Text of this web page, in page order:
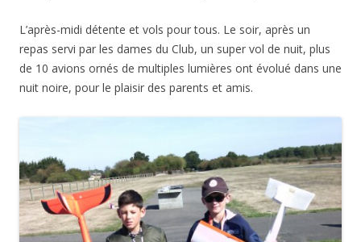
L’après-midi détente et vols pour tous. Le soir, après un
repas servi par les dames du Club, un super vol de nuit, plus
de 10 avions ornés de multiples lumières ont évolué dans une
nuit noire, pour le plaisir des parents et amis.